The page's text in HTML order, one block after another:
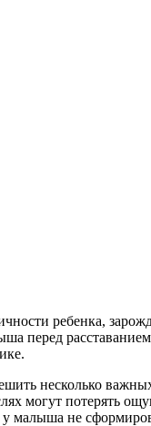
ребенка,
несколько
могут потерять
малыша не